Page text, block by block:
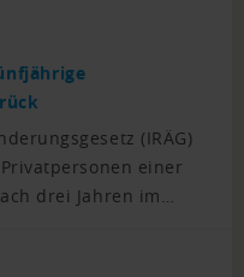
(IRÄG)
einer
drei Jahren im…